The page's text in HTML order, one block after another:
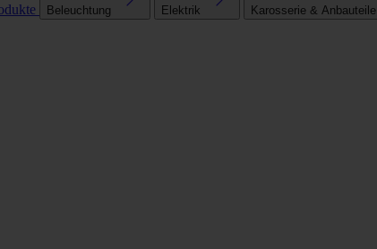
Beleuchtung Elektrik Karosserie & Anbauteile